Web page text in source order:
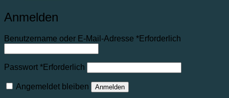
Anmelden
Benutzername oder E-Mail-Adresse *Erforderlich
Passwort *Erforderlich
Angemeldet bleiben Anmelden